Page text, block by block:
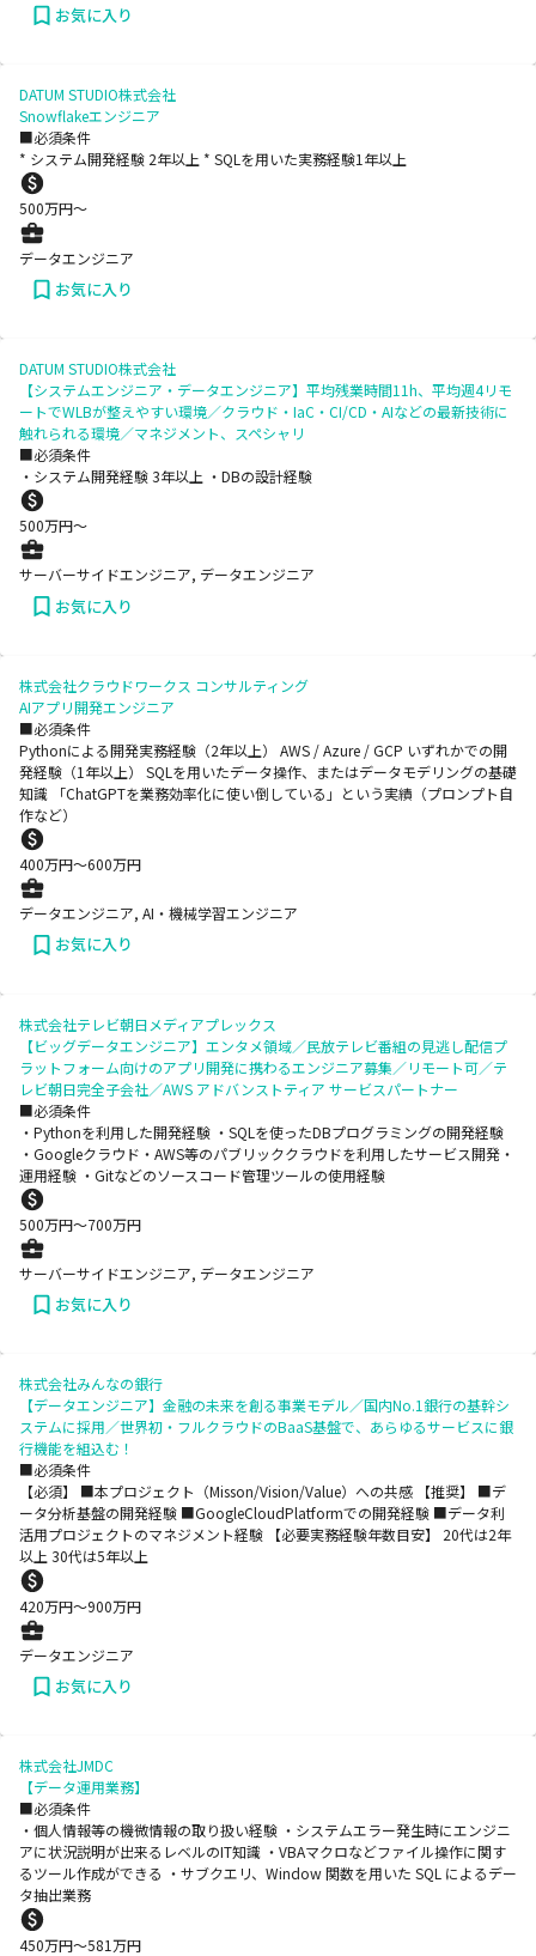
お気に入り
DATUM STUDIO株式会社
Snowflakeエンジニア
■必須条件
* システム開発経験 2年以上 * SQLを用いた実務経験1年以上
500万円〜
データエンジニア
お気に入り
DATUM STUDIO株式会社
【システムエンジニア・データエンジニア】平均残業時間11h、平均週4リモ
ートでWLBが整えやすい環境／クラウド・IaC・CI/CD・AIなどの最新技術に
触れられる環境／マネジメント、スペシャリ
■必須条件
・システム開発経験 3年以上 ・DBの設計経験
500万円〜
サーバーサイドエンジニア, データエンジニア
お気に入り
株式会社クラウドワークス コンサルティング
AIアプリ開発エンジニア
■必須条件
Pythonによる開発実務経験（2年以上） AWS / Azure / GCP いずれかでの開
発経験（1年以上） SQLを用いたデータ操作、またはデータモデリングの基礎
知識 「ChatGPTを業務効率化に使い倒している」という実績（プロンプト自
作など）
400万円〜600万円
データエンジニア, AI・機械学習エンジニア
お気に入り
株式会社テレビ朝日メディアプレックス
【ビッグデータエンジニア】エンタメ領域／民放テレビ番組の見逃し配信プ
ラットフォーム向けのアプリ開発に携わるエンジニア募集／リモート可／テ
レビ朝日完全子会社／AWS アドバンストティア サービスパートナー
■必須条件
・Pythonを利用した開発経験 ・SQLを使ったDBプログラミングの開発経験
・Googleクラウド・AWS等のパブリッククラウドを利用したサービス開発・
運用経験 ・Gitなどのソースコード管理ツールの使用経験
500万円〜700万円
サーバーサイドエンジニア, データエンジニア
お気に入り
株式会社みんなの銀行
【データエンジニア】金融の未来を創る事業モデル／国内No.1銀行の基幹シ
ステムに採用／世界初・フルクラウドのBaaS基盤で、あらゆるサービスに銀
行機能を組込む！
■必須条件
【必須】 ■本プロジェクト（Misson/Vision/Value）への共感 【推奨】 ■デ
ータ分析基盤の開発経験 ■GoogleCloudPlatformでの開発経験 ■データ利
活用プロジェクトのマネジメント経験 【必要実務経験年数目安】 20代は2年
以上 30代は5年以上
420万円〜900万円
データエンジニア
お気に入り
株式会社JMDC
【データ運用業務】
■必須条件
・個人情報等の機微情報の取り扱い経験 ・システムエラー発生時にエンジニ
アに状況説明が出来るレベルのIT知識 ・VBAマクロなどファイル操作に関す
るツール作成ができる ・サブクエリ、Window 関数を用いた SQL によるデー
タ抽出業務
450万円〜581万円